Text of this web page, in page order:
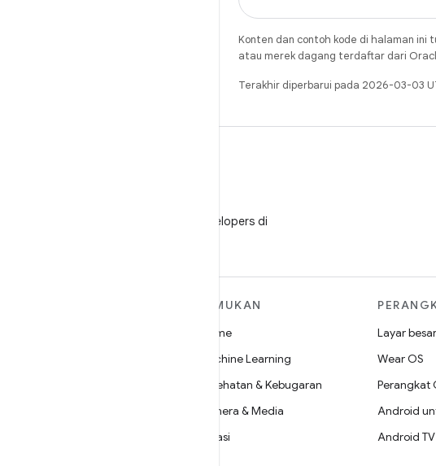
Konten dan contoh kode di halaman ini
atau merek dagang terdaftar dari
Terakhir diperbarui pada 2026-03-03
Ikuti Android Developers di
TEMUKAN
Game
Machine Learning
Kesehatan & Kebugaran
Kamera & Media
Privasi
Layar besar
Wear OS
Perangkat
Android
Android TV